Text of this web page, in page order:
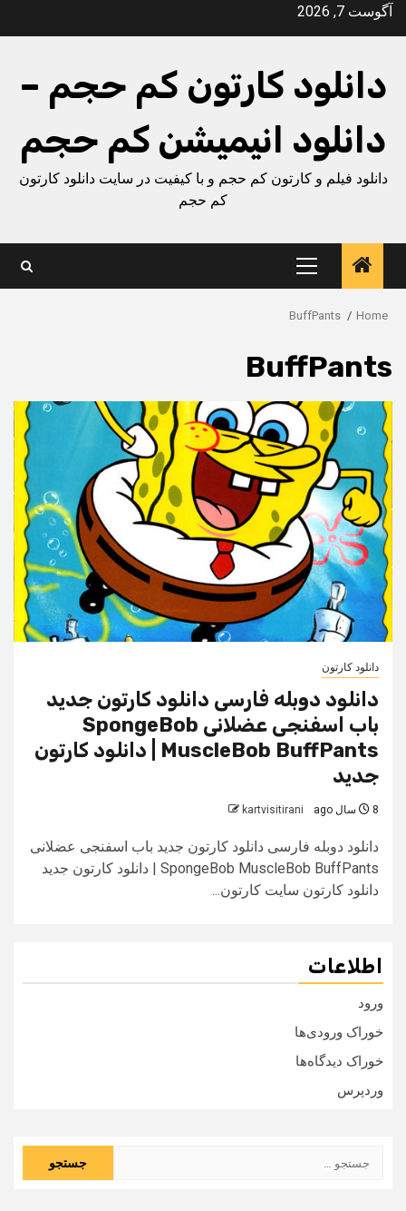
Skipآگوست 7, 2026
دانلود کارتون کم حجم –
دانلود انیمیشن کم حجم
دانلود فیلم و کارتون کم حجم و با کیفیت در سایت دانلود کارتون
کم حجم
Primary
Menu
Home
BuffPants
BuffPants
دانلود کارتون
دانلود دوبله فارسی دانلود کارتون جدید
باب اسفنجی عضلانی SpongeBob
MuscleBob BuffPants | دانلود کارتون
جدید
8 سال ago kartvisitirani
دانلود دوبله فارسی دانلود کارتون جدید باب اسفنجی عضلانی
SpongeBob MuscleBob BuffPants | دانلود کارتون جدید
دانلود کارتون سایت کارتون...
اطلاعات
ورود
خوراک ورودی‌ها
خوراک دیدگاه‌ها
وردپرس